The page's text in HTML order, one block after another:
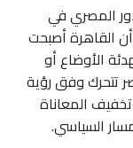
المصري في
القاهرة أصبحت
الأوضاع أو
تتحرك وفق رؤية
المعاناة
السياسي.